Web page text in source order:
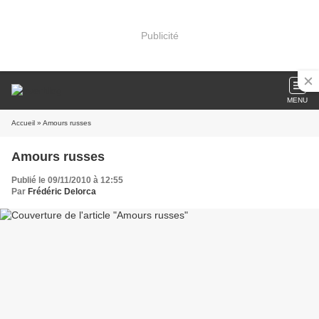
Publicité
MENU
Accueil » Amours russes
Amours russes
Publié le 09/11/2010 à 12:55
Par Frédéric Delorca